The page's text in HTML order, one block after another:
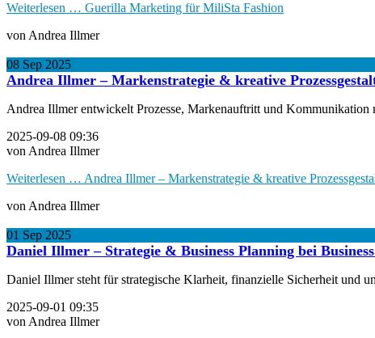
Weiterlesen … Guerilla Marketing für MiliSta Fashion
von Andrea Illmer
08 Sep 2025
Andrea Illmer – Markenstrategie & kreative
Andrea Illmer entwickelt Prozesse, Markenauftritt und
2025-09-08 09:36
von Andrea Illmer
Weiterlesen … Andrea Illmer – Markenstrategie & kreative
von Andrea Illmer
01 Sep 2025
Daniel Illmer – Strategie & Business Planning bei
Daniel Illmer steht für strategische Klarheit, finanzielle Sicherheit und
2025-09-01 09:35
von Andrea Illmer